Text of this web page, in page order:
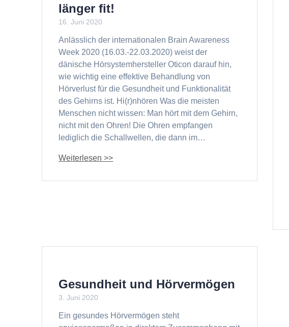
länger fit!
16. Juni 2020
Anlässlich der internationalen Brain Awareness
Week 2020 (16.03.-22.03.2020) weist der
dänische Hörsystemhersteller Oticon darauf hin,
wie wichtig eine effektive Behandlung von
Hörverlust für die Gesundheit und Funktionalität
des Gehirns ist. Hi(r)nhören Was die meisten
Menschen nicht wissen: Man hört mit dem Gehirn,
nicht mit den Ohren! Die Ohren empfangen
lediglich die Schallwellen, die dann im…
Gesundheit und Hörvermögen
3. Juni 2020
Ein gesundes Hörvermögen steht